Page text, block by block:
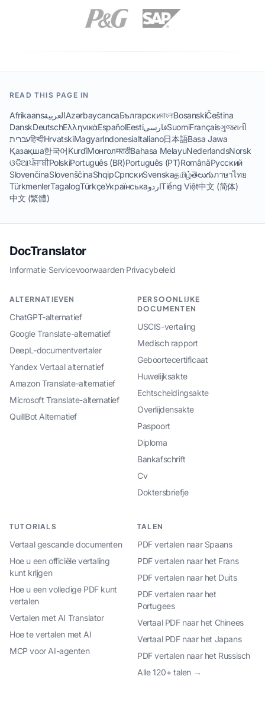
READ THIS PAGE IN
AfrikaansالعربيةAzərbaycancaБългарскиবাংলাBosanskiČeština
DanskDeutschΕλληνικάEspañolEestiفارسیSuomiFrançaisગુજરાતી
עבריתहिन्दीHrvatskiMagyarIndonesiaItaliano日本語Basa Jawa
Қазақша한국어KurdîМонголमराठीBahasa MelayuNederlandsNorsk
ଓଡିଆਪੰਜਾਬੀPolskiPortuguês (BR)Português (PT)RomânăРусский
SlovenčinaSlovenščinaShqipСрпскиSvenskaதமிழ்తెలుగుภาษาไทย
TürkmenlerTagalogTürkçeУкраїнськаاردوTiếng Việt中文 (简体)
中文 (繁體)
DocTranslator
Informatie·Servicevoorwaarden·Privacybeleid
ALTERNATIEVEN
ChatGPT-alternatief
Google Translate-alternatief
DeepL-documentvertaler
Yandex Vertaal alternatief
Amazon Translate-alternatief
Microsoft Translate-alternatief
QuillBot Alternatief
PERSOONLIJKE
DOCUMENTEN
USCIS-vertaling
Medisch rapport
Geboortecertificaat
Huwelijksakte
Echtscheidingsakte
Overlijdensakte
Paspoort
Diploma
Bankafschrift
Cv
Doktersbriefje
TUTORIALS
Vertaal gescande documenten
Hoe u een officiële vertaling
kunt krijgen
Hoe u een volledige PDF kunt
vertalen
Vertalen met AI Translator
Hoe te vertalen met AI
MCP voor AI-agenten
TALEN
PDF vertalen naar Spaans
PDF vertalen naar het Frans
PDF vertalen naar het Duits
PDF vertalen naar het
Portugees
Vertaal PDF naar het Chinees
Vertaal PDF naar het Japans
PDF vertalen naar het Russisch
Alle 120+ talen →